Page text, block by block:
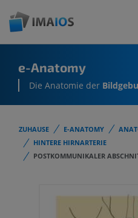
e-Anatomy
Die Anatomie der
ZUHAUSE E-ANATOMY
HINTERE HIRNARTERIE
POSTKOMMUNIKALER